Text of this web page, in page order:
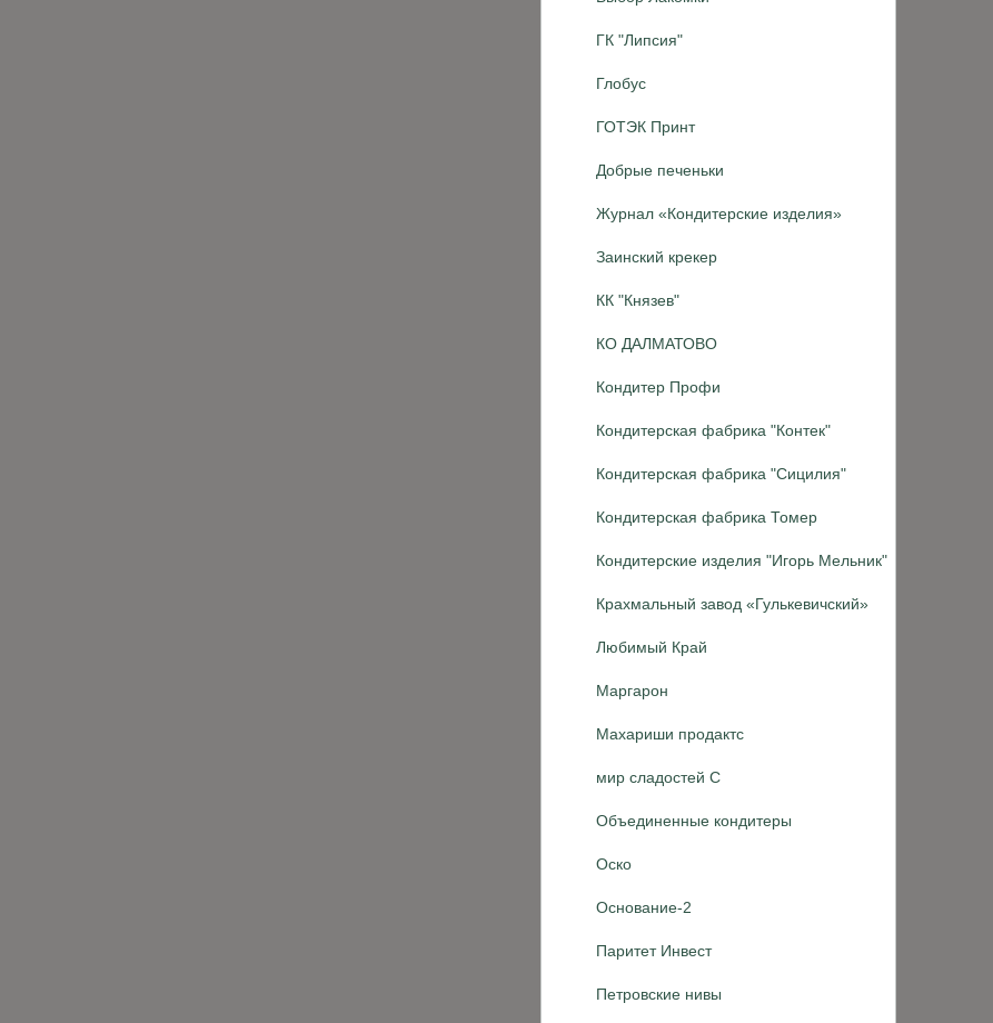
ГК "Липсия"
Глобус
ГОТЭК Принт
Добрые печеньки
Журнал «Кондитерские изделия»
Заинский крекер
КК "Князев"
КО ДАЛМАТОВО
Кондитер Профи
Кондитерская фабрика "Контек"
Кондитерская фабрика "Сицилия"
Кондитерская фабрика Томер
Кондитерские изделия "Игорь Мельник"
Крахмальный завод «Гулькевичский»
Любимый Край
Маргарон
Махариши продактс
мир сладостей С
Объединенные кондитеры
Оско
Основание-2
Паритет Инвест
Петровские нивы